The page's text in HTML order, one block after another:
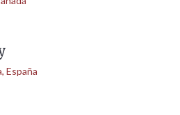
España